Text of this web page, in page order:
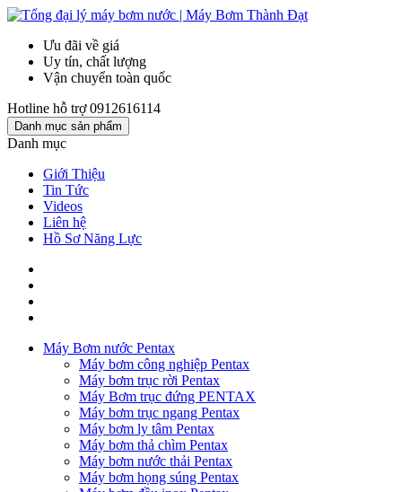
Ưu đãi về giá
Uy tín, chất lượng
Vận chuyển toàn quốc
Hotline hỗ trợ 0912616114
Danh mục sản phẩm
Danh mục
Giới Thiệu
Tin Tức
Videos
Liên hệ
Hồ Sơ Năng Lực
Máy Bơm nước Pentax
Máy bơm công nghiệp Pentax
Máy bơm trục rời Pentax
Máy Bơm trục đứng PENTAX
Máy bơm trục ngang Pentax
Máy bơm ly tâm Pentax
Máy bơm thả chìm Pentax
Máy bơm nước thải Pentax
Máy bơm họng súng Pentax